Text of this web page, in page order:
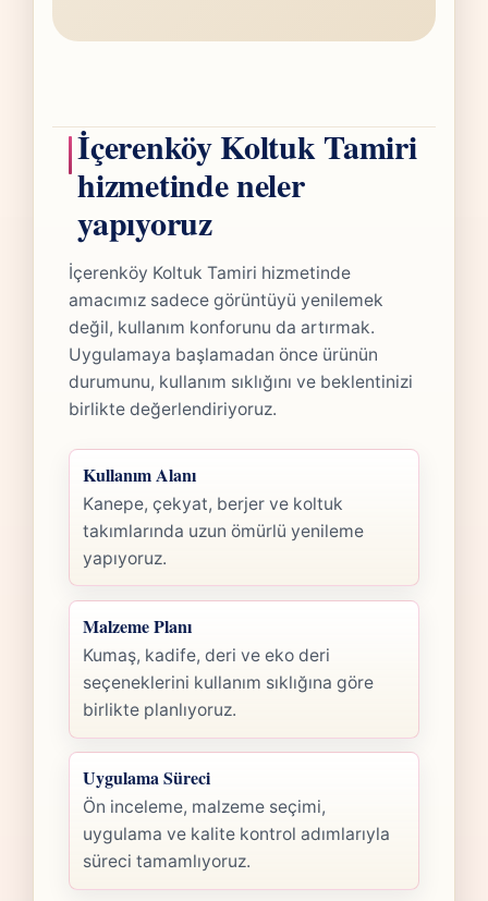
İçerenköy Koltuk Tamiri
hizmetinde neler
yapıyoruz
İçerenköy Koltuk Tamiri hizmetinde
amacımız sadece görüntüyü yenilemek
değil, kullanım konforunu da artırmak.
Uygulamaya başlamadan önce ürünün
durumunu, kullanım sıklığını ve beklentinizi
birlikte değerlendiriyoruz.
Kullanım Alanı
Kanepe, çekyat, berjer ve koltuk
takımlarında uzun ömürlü yenileme
yapıyoruz.
Malzeme Planı
Kumaş, kadife, deri ve eko deri
seçeneklerini kullanım sıklığına göre
birlikte planlıyoruz.
Uygulama Süreci
Ön inceleme, malzeme seçimi,
uygulama ve kalite kontrol adımlarıyla
süreci tamamlıyoruz.